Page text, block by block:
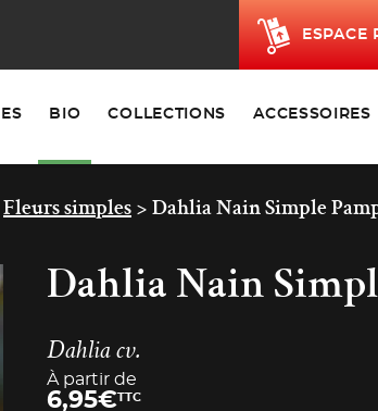
ESPACE
BIO COLLECTIONS ACCESSOIRES
Fleurs simples > Dahlia Nain Simple
Dahlia Nain
Dahlia cv.
À partir de
6,95€TTC